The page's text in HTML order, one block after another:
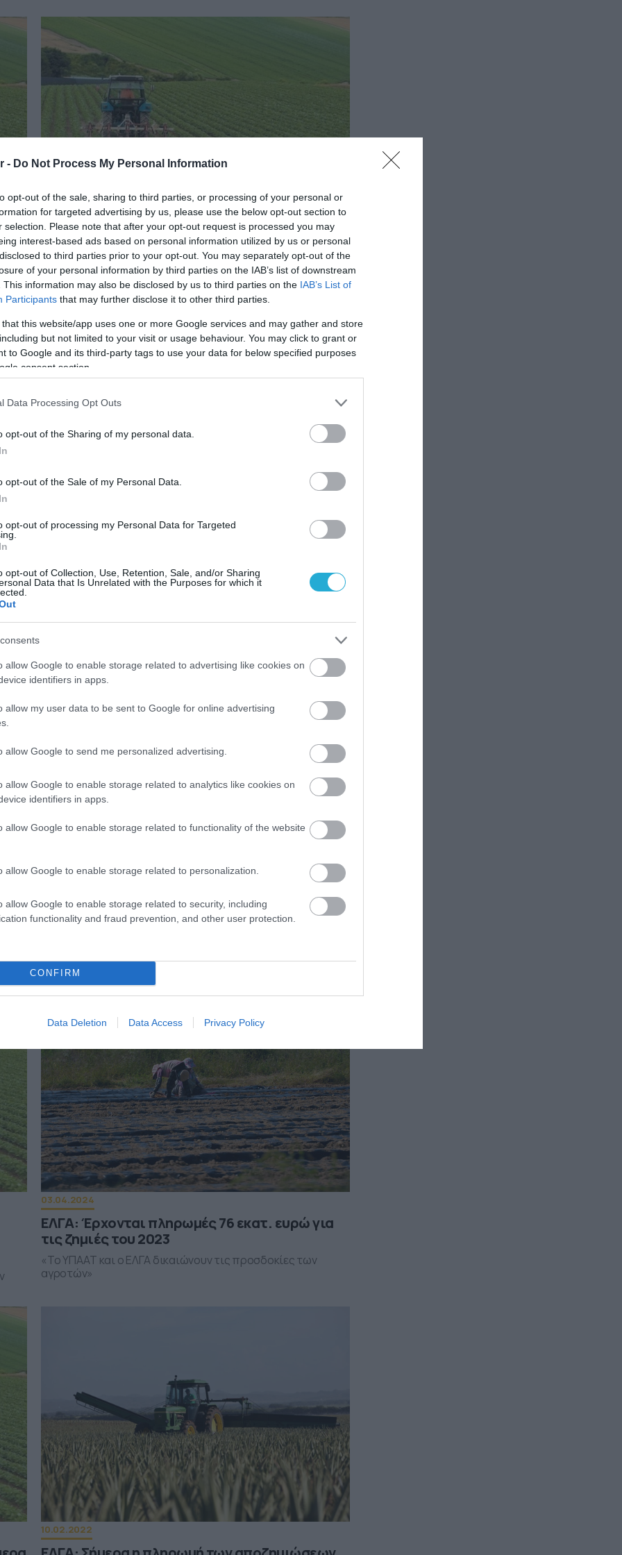
- Do Not Process My Personal Information
opt-out of the sale, sharing to third parties, or processing of your personal or
for targeted advertising by us, please use the below opt-out section to
selection. Please note that after your opt-out request is processed you may
interest-based ads based on personal information utilized by us or personal
to third parties prior to your opt-out. You may separately opt-out of the
of your personal information by third parties on the IAB’s list of downstream
This information may also be disclosed by us to third parties on the IAB’s List of
Participants that may further disclose it to other third parties.
that this website/app uses one or more Google services and may gather and store
but not limited to your visit or usage behaviour. You may click to grant or
to Google and its third-party tags to use your data for below specified purposes
consent section.
Data Processing Opt Outs
opt-out of the Sharing of my personal data.
opt-out of the Sale of my Personal Data.
opt-out of processing my Personal Data for Targeted
opt-out of Collection, Use, Retention, Sale, and/or Sharing
Data that Is Unrelated with the Purposes for which it
allow Google to enable storage related to advertising like cookies on
identifiers in apps.
allow my user data to be sent to Google for online advertising
allow Google to send me personalized advertising.
allow Google to enable storage related to analytics like cookies on
identifiers in apps.
allow Google to enable storage related to functionality of the website
allow Google to enable storage related to personalization.
allow Google to enable storage related to security, including
functionality and fraud prevention, and other user protection.
CONFIRM
Data Deletion Data Access Privacy Policy
14.04.2025
ΕΛΓΑ: Τη Μεγάλη Τετάρτη πληρωμή 2,4 εκατ.
ευρώ σε 525 παραγωγούς
Για ενισχύσεις Κρατικών Οικονομικών Ενισχύσεων (ΚΟΕ) στο
08.11.2024
ΕΛΓΑ: Καταβάλλονται οι αποζημιώσεις ύψους
Elias
Συνεδριάζει ο ΕΛΓΑ για το ύψος της
εξόφλησης για τον Daniel
03.04.2024
ΕΛΓΑ: Έρχονται πληρωμές 76 εκατ. ευρώ για
τις ζημιές του 2023
«Το ΥΠΑΑΤ και ο ΕΛΓΑ δικαιώνουν τις προσδοκίες των
αγροτών»
10.02.2022